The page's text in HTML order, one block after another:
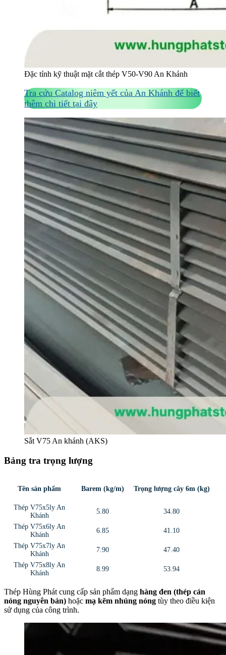
Đặc tính kỹ thuật mặt cắt thép V50-V90 An Khánh
Tra cứu Catalog niêm yết của An Khánh để biết
thêm chi tiết tại đây
Sắt V75 An khánh (AKS)
Bảng tra trọng lượng
Tên sản phẩm Barem (kg/m) Trọng lượng cây 6m (kg)
Thép V75x5ly An
Khánh
5.80
34.80
Thép V75x6ly An
Khánh
6.85
41.10
Thép V75x7ly An
Khánh
7.90
47.40
Thép V75x8ly An
Khánh
8.99 53.94
Thép Hùng Phát cung cấp sản phẩm dạng hàng đen (thép cán
nóng nguyên bản) hoặc mạ kẽm nhúng nóng tùy theo điều kiện
sử dụng của công trình.